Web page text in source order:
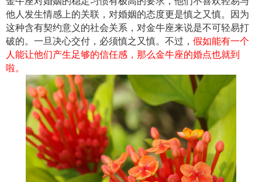
他人发生情感上的关联，对婚姻的态度更是慎之又慎。因为
这种含有契约意义的社会关系，对金牛座来说是不可轻易打
破的。一旦决心交付，必须慎之又慎。不过， 假如能有一个
人能让他们产生足够的信任感，那么金牛座的婚点也就到
啦。